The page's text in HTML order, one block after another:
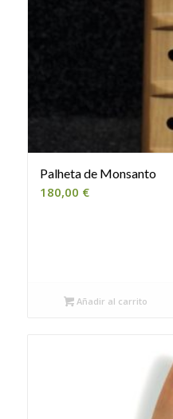
Palheta de Monsanto
180,00 €
Añadir al carrito